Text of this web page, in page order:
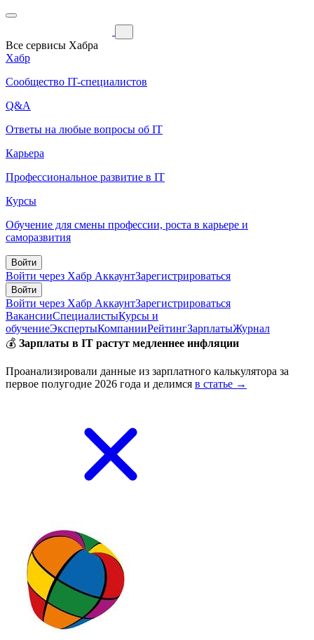
Все сервисы Хабра
Хабр
Сообщество IT-специалистов
Q&A
Ответы на любые вопросы об IT
Карьера
Профессиональное развитие в IT
Курсы
Обучение для смены профессии, роста в карьере и
саморазвития
Войти
Войти через Хабр АккаунтЗарегистрироваться
Войти
Войти через Хабр АккаунтЗарегистрироваться
ВакансииСпециалистыКурсы и
обучениеЭкспертыКомпанииРейтингЗарплатыЖурнал
💰 Зарплаты в IT растут медленнее инфляции
Проанализировали данные из зарплатного калькулятора за
первое полугодие 2026 года и делимся в статье →